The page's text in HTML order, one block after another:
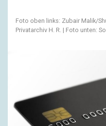
Foto oben links: Zubair Malik/
Privatarchiv H. R. | Foto unten: